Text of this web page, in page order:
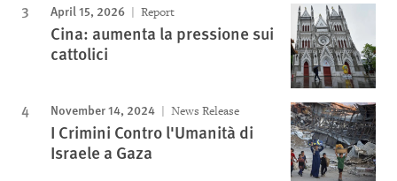
April 15, 2026 Report
Cina: aumenta la pressione sui
cattolici
November 14, 2024 News Release
I Crimini Contro l'Umanità di
Israele a Gaza